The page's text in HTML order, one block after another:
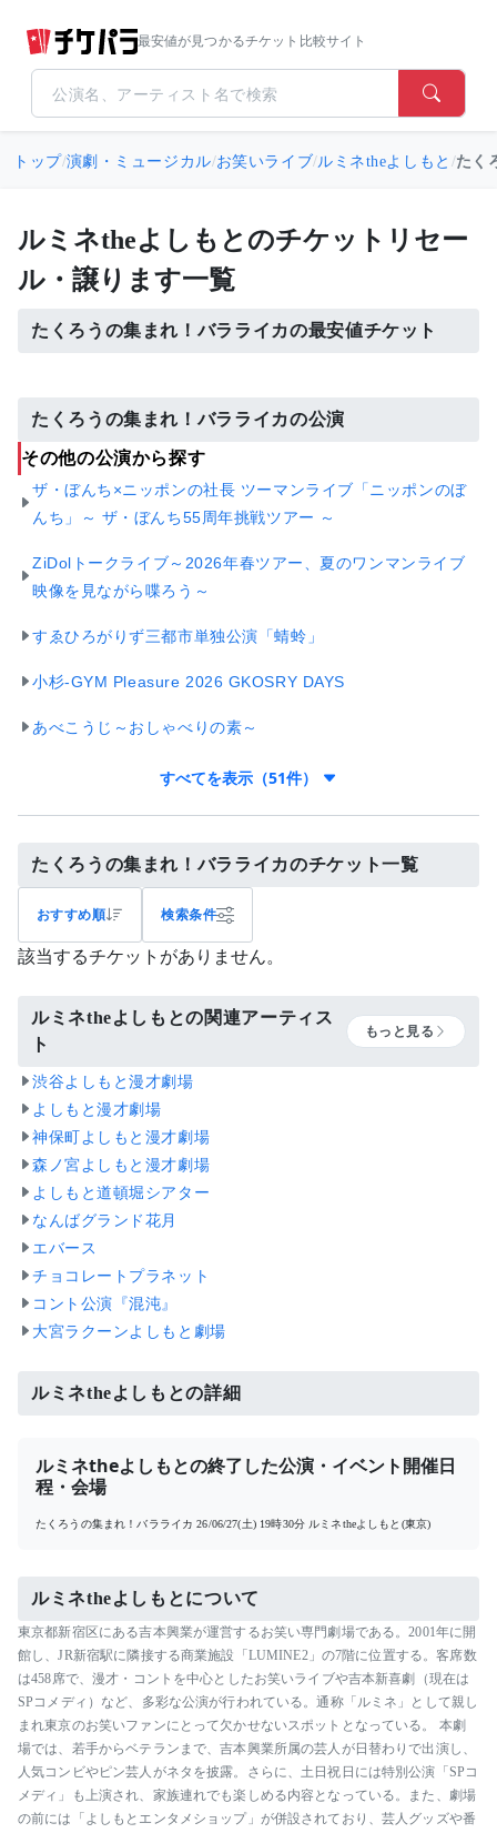
最安値が見つかるチケット比較サイト
トップ/演劇・ミュージカル/お笑いライブ/ルミネtheよしもと /たく
ルミネtheよしもとのチケットリセー
ル・譲ります一覧
たくろうの集まれ！バラライカの最安値チケット
たくろうの集まれ！バラライカの公演
その他の公演から探す
ザ・ぼんち×ニッポンの社長 ツーマンライブ「ニッポンのぼ
んち」～ ザ・ぼんち55周年挑戦ツアー ～
ZiDolトークライブ～2026年春ツアー、夏のワンマンライブ
映像を見ながら喋ろう～
すゑひろがりず三都市単独公演「蜻蛉」
小杉-GYM Pleasure 2026 GKOSRY DAYS
あべこうじ～おしゃべりの素～
すべてを表示（51件）
たくろうの集まれ！バラライカのチケット一覧
おすすめ順 検索条件
該当するチケットがありません。
ルミネtheよしもとの関連アーティス
ト
もっと見る
渋谷よしもと漫才劇場
よしもと漫才劇場
神保町よしもと漫才劇場
森ノ宮よしもと漫才劇場
よしもと道頓堀シアター
なんばグランド花月
エバース
チョコレートプラネット
コント公演『混沌』
大宮ラクーンよしもと劇場
ルミネtheよしもとの詳細
ルミネtheよしもとの終了した公演・イベント開催日
程・会場
たくろうの集まれ！バラライカ 26/06/27(土) 19時30分 ルミネtheよしもと(東京)
ルミネtheよしもとについて
東京都新宿区にある吉本興業が運営するお笑い専門劇場である。2001年に開
館し、JR新宿駅に隣接する商業施設「LUMINE2」の7階に位置する。客席数
は458席で、漫才・コントを中心としたお笑いライブや吉本新喜劇（現在は
SPコメディ）など、多彩な公演が行われている。通称「ルミネ」として親し
まれ東京のお笑いファンにとって欠かせないスポットとなっている。 本劇
場では、若手からベテランまで、吉本興業所属の芸人が日替わりで出演し、
人気コンビやピン芸人がネタを披露。さらに、土日祝日には特別公演「SPコ
メディ」も上演され、家族連れでも楽しめる内容となっている。また、劇場
の前には「よしもとエンタメショップ」が併設されており、芸人グッズや番